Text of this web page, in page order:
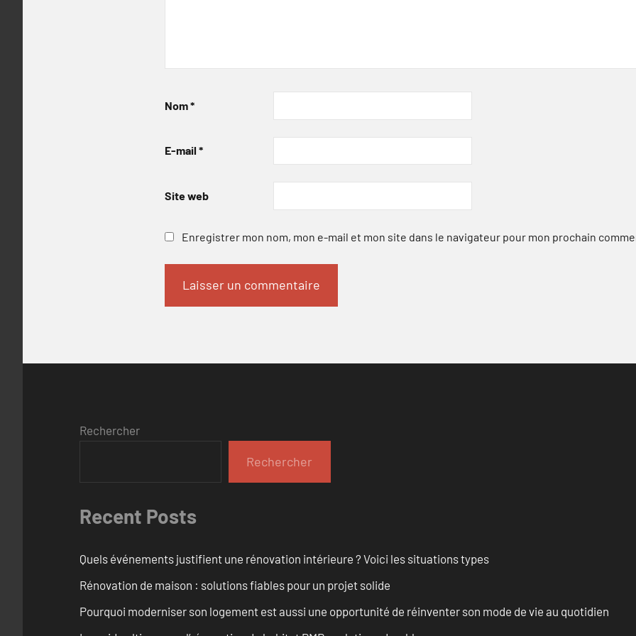
Nom*
E-mail *
Site web
Enregistrer mon nom, mon e-mail et mon site dans le navigateur pour mon prochain
Rechercher
Rechercher
Recent Posts
Quels événements justifient une rénovation intérieure ? Voici les situations types
Rénovation de maison : solutions fiables pour un projet solide
Pourquoi moderniser son logement est aussi une opportunité de réinventer son mode de vie au quotidien